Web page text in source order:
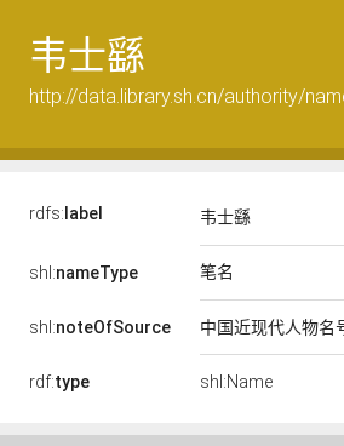
韦士繇
http://data.library.sh.cn/authority/
rdfs: label 韦士繇
shl:nameType 笔名
shl:noteOfSource 中国近现代人物名
rdf:type shl:Name